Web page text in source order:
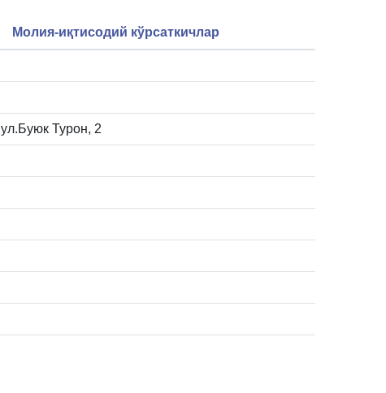
Молия-иқтисодий кўрсаткичлар
Турон, 2